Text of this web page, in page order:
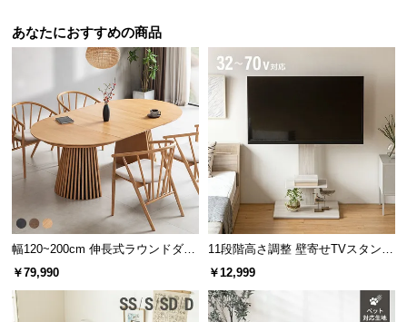
あなたにおすすめの商品
幅120~200cm 伸長式ラウンドダイ
ニングテーブル 6人掛け 天然木突
板 美しい格子デザイン
￥79,990
11段階高さ調整 壁寄せTVスタンド
キャスター付き 上下左右角度調節
￥12,999